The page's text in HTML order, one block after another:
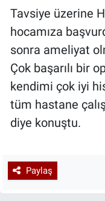
Tavsiye üzerine
hocamıza
sonra ameliyat
Çok başarılı bir
kendimi çok iyi
tüm hastane
diye konuştu.
Paylaş